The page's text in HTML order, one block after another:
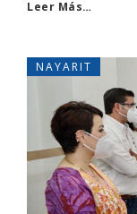
Leer Más…
NAYARIT